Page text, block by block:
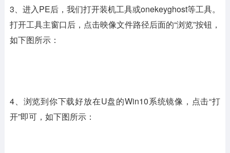
3、进入PE后，我们打开装机工具或onekeyghost等工具。
打开工具主窗口后，点击映像文件路径后面的“浏览”按钮，
如下图所示：
4、浏览到你下载好放在U盘的Win10系统镜像，点击“打
开”即可，如下图所示：